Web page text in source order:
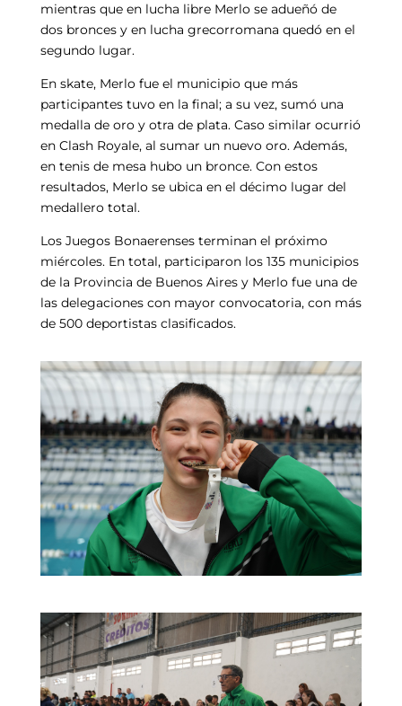
mientras que en lucha libre Merlo se adueñó de
dos bronces y en lucha grecorromana quedó en el
segundo lugar.
En skate, Merlo fue el municipio que más
participantes tuvo en la final; a su vez, sumó una
medalla de oro y otra de plata. Caso similar ocurrió
en Clash Royale, al sumar un nuevo oro. Además,
en tenis de mesa hubo un bronce. Con estos
resultados, Merlo se ubica en el décimo lugar del
medallero total.
Los Juegos Bonaerenses terminan el próximo
miércoles. En total, participaron los 135 municipios
de la Provincia de Buenos Aires y Merlo fue una de
las delegaciones con mayor convocatoria, con más
de 500 deportistas clasificados.